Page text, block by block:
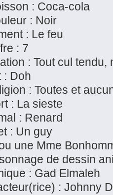
: Coca-cola
: Noir
: Le feu
: 7
: Tout cul tendu,
: Doh
: Toutes et
: La sieste
: Renard
: Un guy
une Mme
de dessin
: Gad Elmaleh
: Johnny